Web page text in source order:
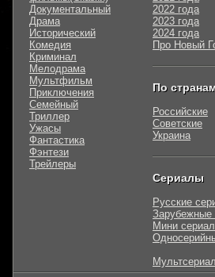
Документальный
Драма
Исторический
Комедия
Криминал
Мелодрама
Мультфильм
Приключения
Семейный
Триллер
Ужасы
Фантастика
Фэнтези
Трейлеры
2022 года
2023 года
2024 года
Про Новый
По
Российские
Советские
Украина
Сериалы
Русские
Зарубежные
Мини